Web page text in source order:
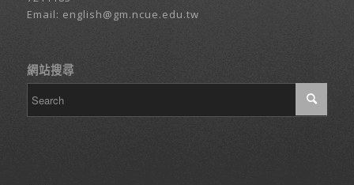
Email: english@gm.ncue.edu.tw
網站搜尋